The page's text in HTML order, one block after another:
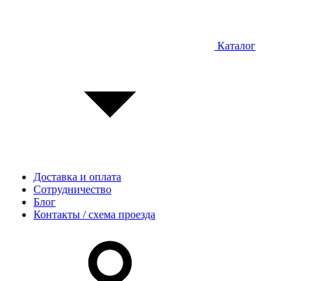
Каталог
Доставка и оплата
Сотрудничество
Блог
Контакты / схема проезда